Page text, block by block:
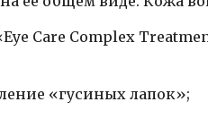
Care Complex
«гусиных лапок»;